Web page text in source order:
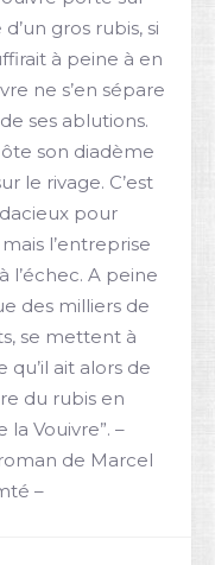
gros rubis, si
à peine à en
ne s’en sépare
ses ablutions.
ôte son diadème
le rivage. C’est
pour
l’entreprise
l’échec. A peine
des milliers de
se mettent à
qu’il ait alors de
du rubis en
Vouivre”. –
de Marcel
–